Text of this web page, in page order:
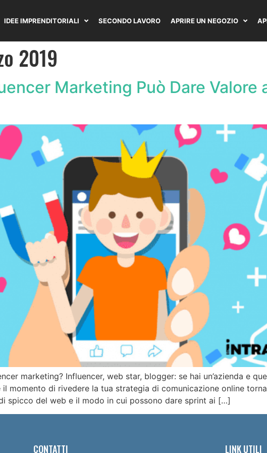
IDEE IMPRENDITORIALI SECONDO LAVORO APRIRE UN NEGOZIO
2019
Marketing Può Dare Valore
marketing? Influencer, web star, blogger: se hai un’azienda e
momento di rivedere la tua strategia di comunicazione online
spicco del web e il modo in cui possono dare sprint ai […]
CONTATTI LINK UTILI